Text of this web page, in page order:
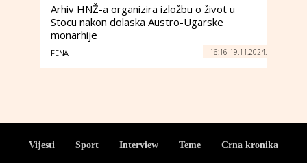
Arhiv HNŽ-a organizira izložbu o život u
Stocu nakon dolaska Austro-Ugarske
monarhije
FENA 16:16 19.11.2024.
Vijesti Sport Interview Teme Crna kronika